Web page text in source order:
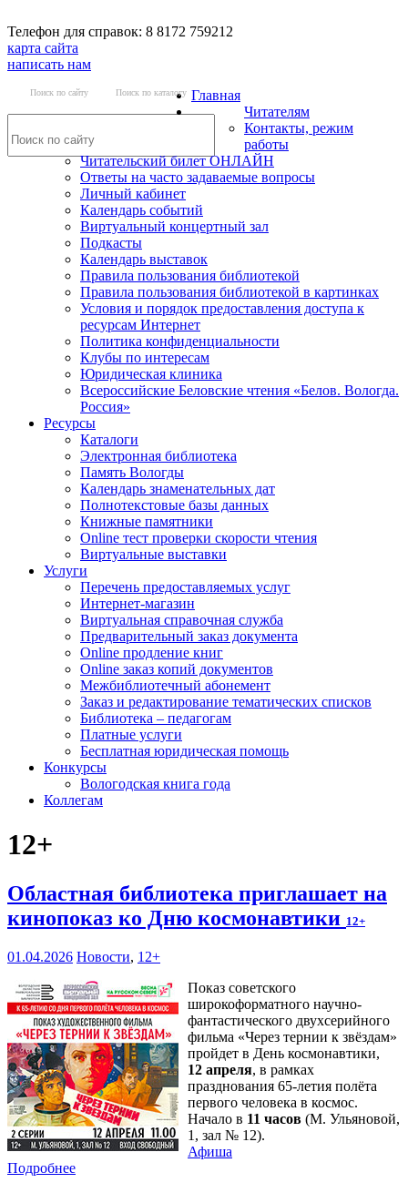
Телефон для справок: 8 8172 759212
карта сайта
написать нам
Поиск по сайту Поиск по каталогу Главная
Читателям
Контакты, режим
работы
Читательский билет ОНЛАЙН
Ответы на часто задаваемые вопросы
Личный кабинет
Календарь событий
Виртуальный концертный зал
Подкасты
Календарь выставок
Правила пользования библиотекой
Правила пользования библиотекой в картинках
Условия и порядок предоставления доступа к
ресурсам Интернет
Политика конфиденциальности
Клубы по интересам
Юридическая клиника
Всероссийские Беловские чтения «Белов. Вологда.
Россия»
Ресурсы
Каталоги
Электронная библиотека
Память Вологды
Календарь знаменательных дат
Полнотекстовые базы данных
Книжные памятники
Online тест проверки скорости чтения
Виртуальные выставки
Услуги
Перечень предоставляемых услуг
Интернет-магазин
Виртуальная справочная служба
Предварительный заказ документа
Online продление книг
Online заказ копий документов
Межбиблиотечный абонемент
Заказ и редактирование тематических списков
Библиотека – педагогам
Платные услуги
Бесплатная юридическая помощь
Конкурсы
Вологодская книга года
Коллегам
12+
Областная библиотека приглашает на
кинопоказ ко Дню космонавтики 12+
01.04.2026 Новости, 12+
Показ советского
широкоформатного научно-
фантастического двухсерийного
фильма «Через тернии к звёздам»
пройдет в День космонавтики,
12 апреля, в рамках
празднования 65-летия полёта
первого человека в космос.
Начало в 11 часов (М. Ульяновой,
1, зал № 12).
Афиша
Подробнее